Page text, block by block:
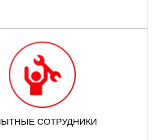
СОТРУДНИКИ